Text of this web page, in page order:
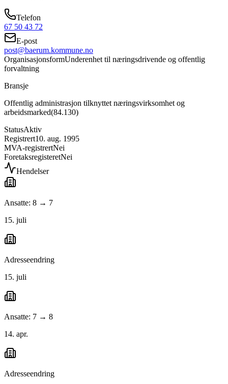
Telefon
67 50 43 72
E-post
post@baerum.kommune.no
OrganisasjonsformUnderenhet til næringsdrivende og offentlig
forvaltning
Bransje
Offentlig administrasjon tilknyttet næringsvirksomhet og
arbeidsmarked(84.130)
StatusAktiv
Registrert10. aug. 1995
MVA-registrertNei
ForetaksregisteretNei
Hendelser
Ansatte: 8 → 7
15. juli
Adresseendring
15. juli
Ansatte: 7 → 8
14. apr.
Adresseendring